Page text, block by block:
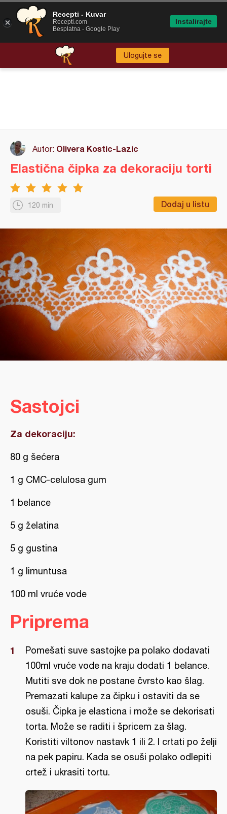
Ulogujte se
Autor: Olivera Kostic-Lazic
120 min Dodaj u listu
Elastična čipka za dekoraciju torti
Sastojci
Za dekoraciju:
80 g šećera
1 g CMC-celulosa gum
1 belance
5 g želatina
5 g gustina
1 g limuntusa
100 ml vruće vode
Priprema
Pomešati suve sastojke pa polako dodavati
100ml vruće vode na kraju dodati 1 belance.
Mutiti sve dok ne postane čvrsto kao šlag.
Premazati kalupe za čipku i ostaviti da se
osuši. Čipka je elasticna i može se dekorisati
torta. Može se raditi i špricem za šlag.
Koristiti viltonov nastavk 1 ili 2. I crtati po želji
na pek papiru. Kada se osuši polako odlepiti
crtež i ukrasiti tortu.
Recepti - Kuvar
Recepti.com
Besplatna - Google Play
Instalirajte